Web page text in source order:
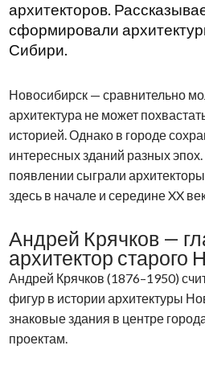
архитекторов.
сформировали
Сибири.
Новосибирск — сравнительно
архитектура не может
историей. Однако в городе
интересных зданий разных
появлении сыграли
здесь в начале и середине XX
Андрей Крячков —
архитектор старого
Андрей Крячков (1876–1950)
фигур в истории архитектуры
знаковые здания в центре
проектам.